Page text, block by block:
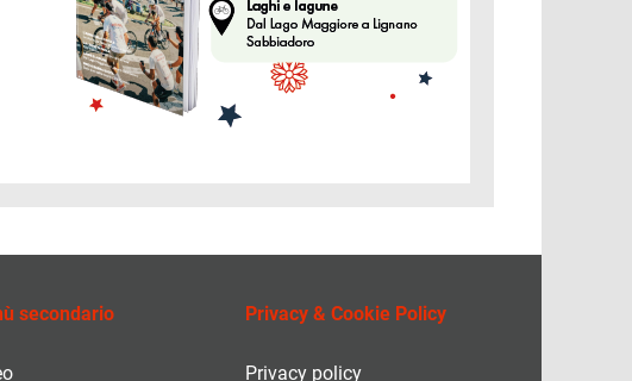
secondario Privacy & Cookie Policy
Privacy policy